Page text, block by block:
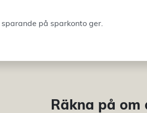
på sparkonto ger.
Räkna på om